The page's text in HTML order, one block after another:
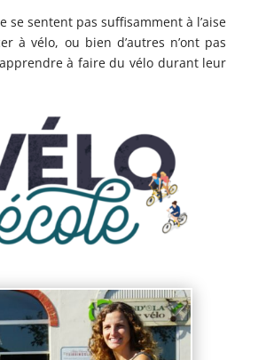
se sentent pas suffisamment à l’aise
à vélo, ou bien d’autres n’ont pas
à faire du vélo durant leur